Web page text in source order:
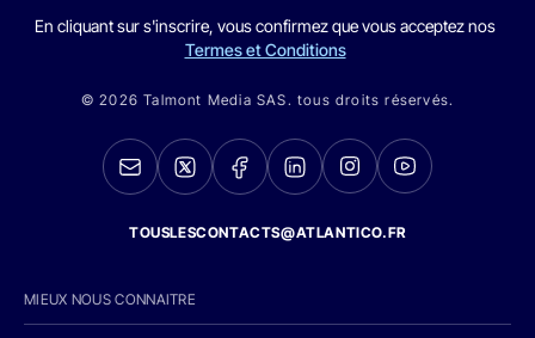
En cliquant sur s'inscrire, vous confirmez que vous acceptez nos
Termes et Conditions
© 2026 Talmont Media SAS. tous droits réservés.
TOUSLESCONTACTS@ATLANTICO.FR
MIEUX NOUS CONNAITRE